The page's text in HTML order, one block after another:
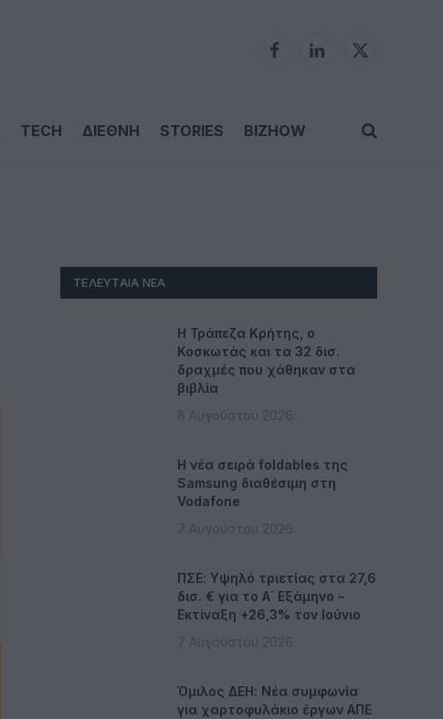
FacebookLinkedIn
X
TECH ΔΙΕΘΝΗ STORIES BIZHOW
ΤΕΛΕΥΤΑΊΑ ΝΈΑ
Η Τράπεζα Κρήτης, ο
Κοσκωτάς και τα 32 δισ.
δραχμές που χάθηκαν στα
βιβλία
8 Αυγούστου 2026
Η νέα σειρά foldables της
Samsung διαθέσιμη στη
Vodafone
7 Αυγούστου 2026
ΠΣΕ: Υψηλό τριετίας στα 27,6
δισ. € για το Α΄ Εξάμηνο –
Εκτίναξη +26,3% τον Ιούνιο
7 Αυγούστου 2026
Όμιλος ΔΕΗ: Νέα συμφωνία
για χαρτοφυλάκιο έργων ΑΠΕ